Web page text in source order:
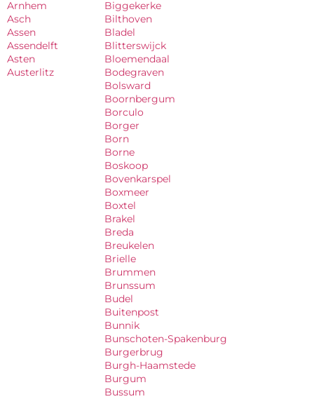
Arnhem
Asch
Assen
Assendelft
Asten
Austerlitz
Biggekerke
Bilthoven
Bladel
Blitterswijck
Bloemendaal
Bodegraven
Bolsward
Boornbergum
Borculo
Borger
Born
Borne
Boskoop
Bovenkarspel
Boxmeer
Boxtel
Brakel
Breda
Breukelen
Brielle
Brummen
Brunssum
Budel
Buitenpost
Bunnik
Bunschoten-Spakenburg
Burgerbrug
Burgh-Haamstede
Burgum
Bussum